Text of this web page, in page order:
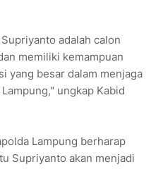
adalah calon
memiliki kemampuan
yang besar dalam menjaga
ungkap Kabid
Lampung berharap
Supriyanto akan menjadi